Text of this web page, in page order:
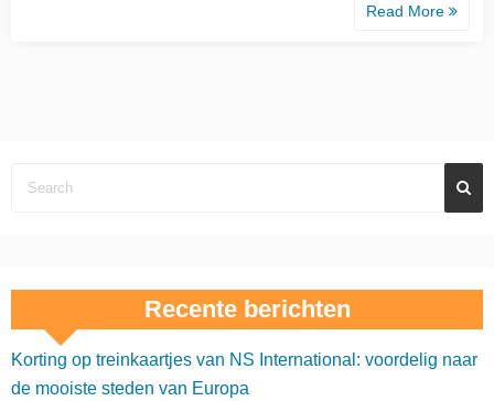
Read More
Recente berichten
Korting op treinkaartjes van NS International: voordelig naar
de mooiste steden van Europa